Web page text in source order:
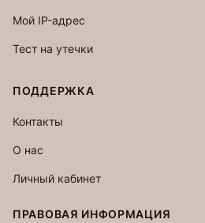
Мой IP-адрес
Тест на утечки
ПОДДЕРЖКА
Контакты
О нас
Личный кабинет
ПРАВОВАЯ ИНФОРМАЦИЯ